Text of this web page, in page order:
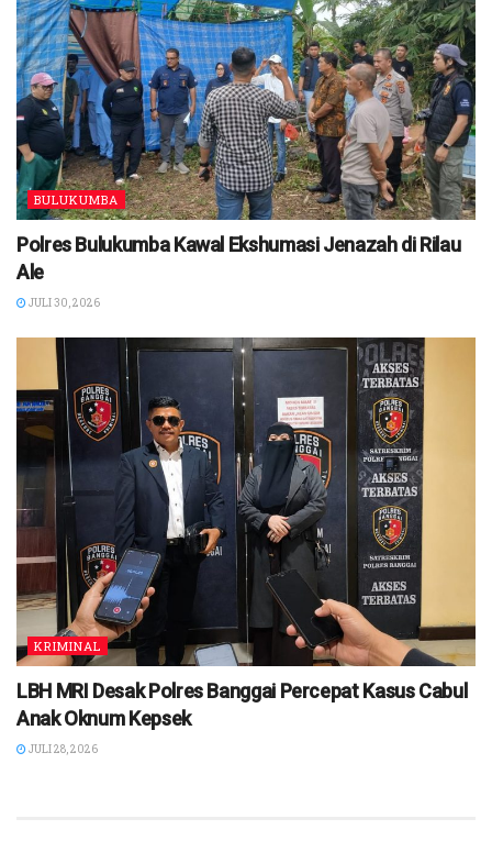
BULUKUMBA
Polres Bulukumba Kawal Ekshumasi Jenazah di Rilau
Ale
JULI 30, 2026
KRIMINAL
LBH MRI Desak Polres Banggai Percepat Kasus Cabul
Anak Oknum Kepsek
JULI 28, 2026